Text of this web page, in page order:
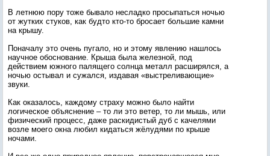
В летнюю пору тоже бывало несладко просыпаться ночью
от жутких стуков, как будто кто-то бросает большие камни
на крышу.
Поначалу это очень пугало, но и этому явлению нашлось
научное обоснование. Крыша была железной, под
действием южного палящего солнца металл расширялся, а
ночью остывал и сужался, издавая «выстреливающие»
звуки.
Как оказалось, каждому страху можно было найти
логическое объяснение – то ли это ветер, то ли мышь, или
физический процесс, даже раскидистый дуб с качелями
возле моего окна любил кидаться жёлудями по крыше
ночами.